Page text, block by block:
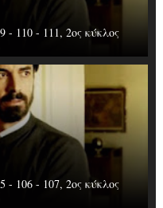
- 110 - 111, 2ος κύκλος
- 106 - 107, 2ος κύκλος